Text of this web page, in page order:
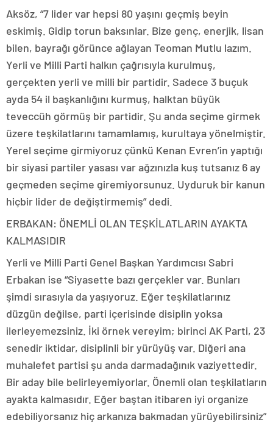
Aksöz, “7 lider var hepsi 80 yaşını geçmiş beyin
eskimiş. Gidip torun baksınlar. Bize genç, enerjik, lisan
bilen, bayrağı görünce ağlayan Teoman Mutlu lazım.
Yerli ve Milli Parti halkın çağrısıyla kurulmuş,
gerçekten yerli ve milli bir partidir. Sadece 3 buçuk
ayda 54 il başkanlığını kurmuş, halktan büyük
teveccüh görmüş bir partidir. Şu anda seçime girmek
üzere teşkilatlarını tamamlamış, kurultaya yönelmiştir.
Yerel seçime girmiyoruz çünkü Kenan Evren’in yaptığı
bir siyasi partiler yasası var ağzınızla kuş tutsanız 6 ay
geçmeden seçime giremiyorsunuz. Uyduruk bir kanun
hiçbir lider de değiştirmemiş” dedi.
ERBAKAN: ÖNEMLİ OLAN TEŞKİLATLARIN AYAKTA
KALMASIDIR
Yerli ve Milli Parti Genel Başkan Yardımcısı Sabri
Erbakan ise “Siyasette bazı gerçekler var. Bunları
şimdi sırasıyla da yaşıyoruz. Eğer teşkilatlarınız
düzgün değilse, parti içerisinde disiplin yoksa
ilerleyemezsiniz. İki örnek vereyim; birinci AK Parti, 23
senedir iktidar, disiplinli bir yürüyüş var. Diğeri ana
muhalefet partisi şu anda darmadağınık vaziyettedir.
Bir aday bile belirleyemiyorlar. Önemli olan teşkilatların
ayakta kalmasıdır. Eğer baştan itibaren iyi organize
edebiliyorsanız hiç arkanıza bakmadan yürüyebilirsiniz”